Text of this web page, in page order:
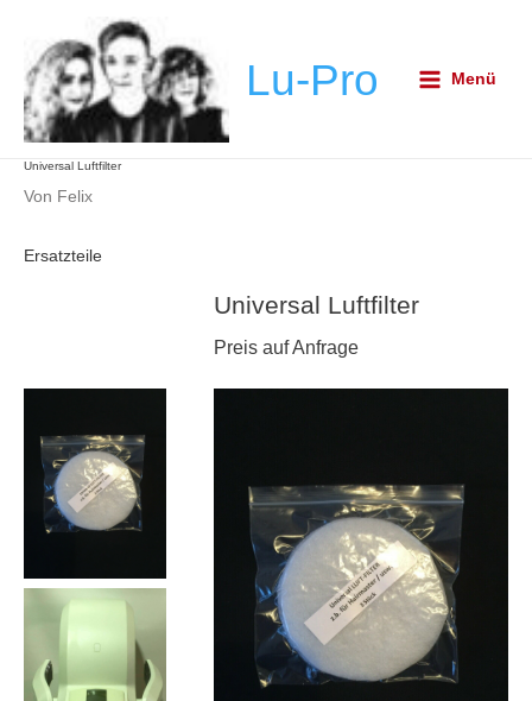
springen
Lu-Pro
MenuMenü
Universal Luftfilter
Von Felix
Ersatzteile
Universal Luftfilter
Preis auf Anfrage
navigation